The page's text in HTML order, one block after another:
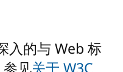
入的与 Web 标